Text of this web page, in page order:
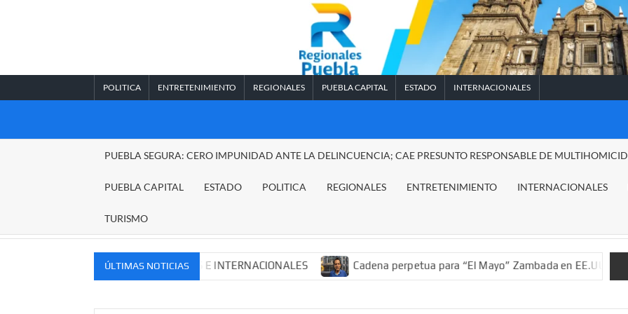
POLITICA ENTRETENIMIENTO REGIONALES PUEBLA CAPITAL ESTADO INTERNACIONALES
REGIONALES
PUEBLA SEGURA: CERO IMPUNIDAD ANTE LA DELINCUENCIA; CAE PRESUNTO RESPONSABLE DE
PUEBLA CAPITAL ESTADO POLITICA REGIONALES ENTRETENIMIENTO INTERNACIONALES
TURISMO
ÚLTIMAS NOTICIAS
MERCADOS NACIONALES E INTERNACIONALES Cadena perpetua para “El Mayo” Zambada en EE.UU.; ordenan